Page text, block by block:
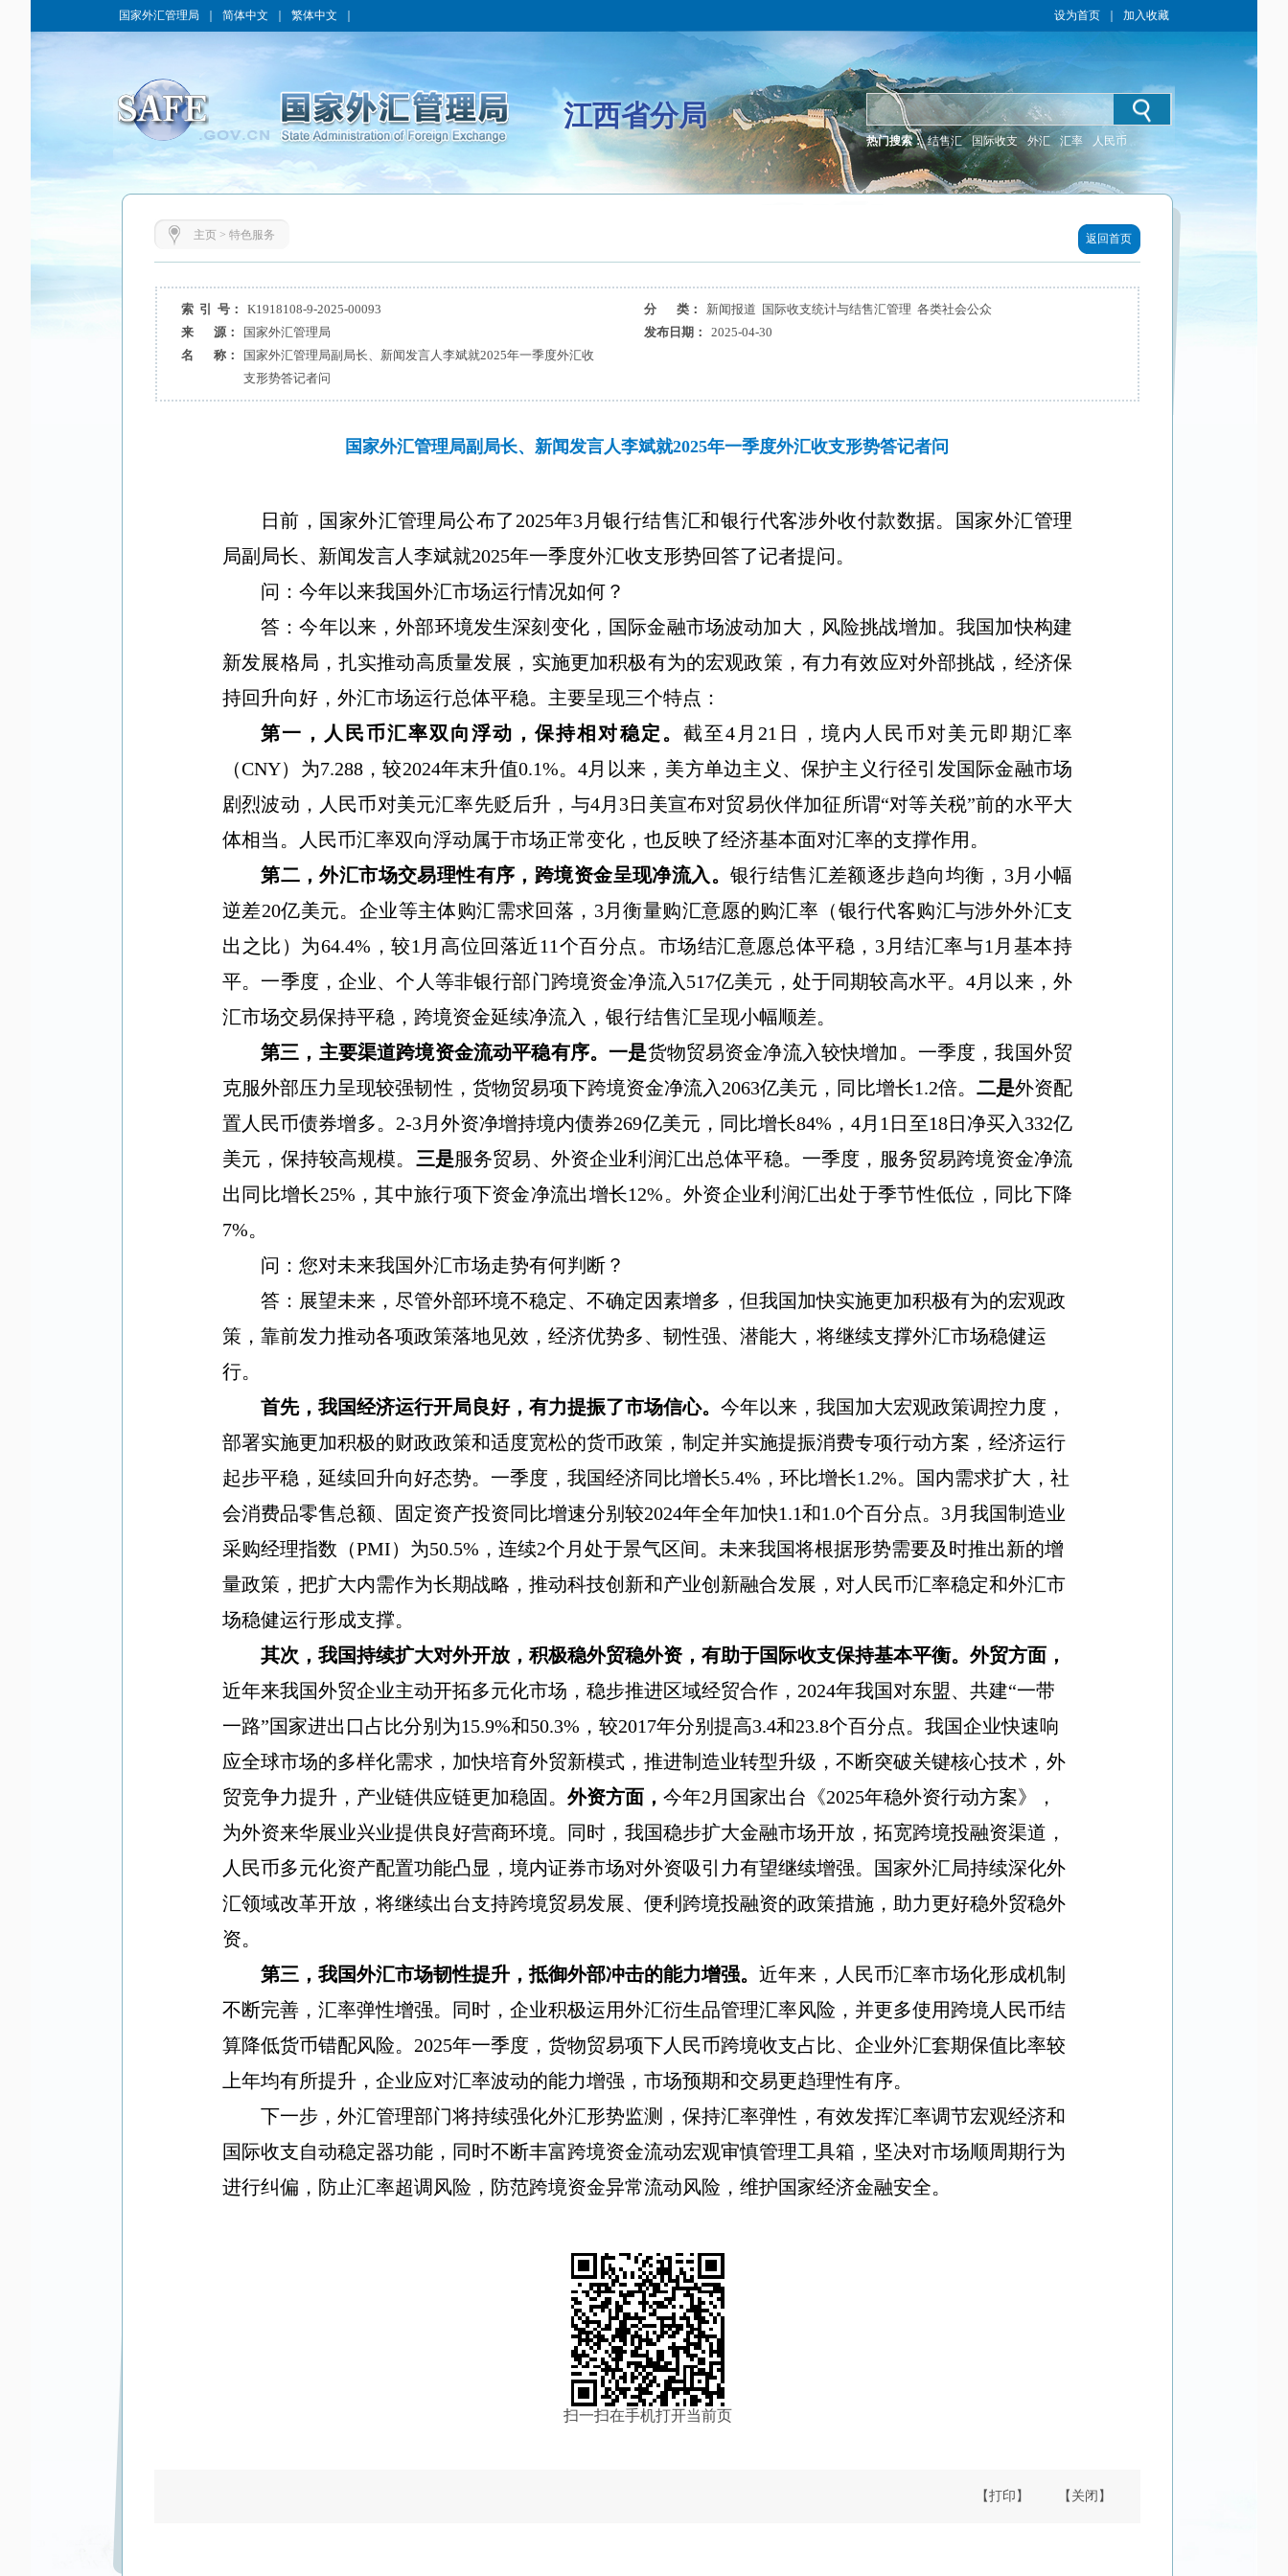
国家外汇管理局 简体中文 繁体中文 设为首页 加入收藏
江西省分局
热门搜索： 结售汇 国际收支 外汇 汇率 人民币
主页> 特色服务 返回首页
索 引 号： K1918108-9-2025-00093 分 类：
新闻报道 国际收支统计与结售汇管理 各类社会公众
来 源：
国家外汇管理局 发布日期：
2025-04-30
名 称：
国家外汇管理局副局长、新闻发言人李斌就2025年一季度外汇收
支形势答记者问
国家外汇管理局副局长、新闻发言人李斌就2025年一季度外汇收支形势答记者问
日前，国家外汇管理局公布了 2025年3 月银行结售汇和银行代客涉外收付款数据。国家外汇管理
局副局长、新闻发言人李斌就2025年一季度外汇收支形势回答了记者提问。
问：今年以来我国外汇市场运行情况如何？
答：今年以来，外部环境发生深刻变化，国际金融市场波动加大，风险挑战增加。我国加快构建
新发展格局，扎实推动高质量发展，实施更加积极有为的宏观政策，有力有效应对外部挑战，经济保
持回升向好，外汇市场运行总体平稳。主要呈现三个特点：
第一，人民币汇率双向浮动，保持相对稳定。 截至4月 21 日，境内人民币对美元即期汇率
（CNY）为7.288，较2024年末升值0.1%。4月以来，美方单边主义、保护主义行径引发国际金融市场
剧烈波动，人民币对美元汇率先贬后升，与4月 3日美宣布对贸易伙伴加征所谓“对等关税”前的水平大
体相当。人民币汇率双向浮动属于市场正常变化，也反映了经济基本面对汇率的支撑作用。
第二，外汇市场交易理性有序，跨境资金呈现净流入。 银行结售汇差额逐步趋向均衡， 3月小幅
逆差20亿美元。企业等主体购汇需求回落， 3月衡量购汇意愿的购汇率（银行代客购汇与涉外外汇支
出之比）为64.4% ，较1 月高位回落近11个百分点。市场结汇意愿总体平稳， 3 月结汇率与1 月基本持
平。一季度，企业、个人等非银行部门跨境资金净流入 517亿美元，处于同期较高水平。4月以来，外
汇市场交易保持平稳，跨境资金延续净流入，银行结售汇呈现小幅顺差。
第三，主要渠道跨境资金流动平稳有序。 一是货物贸易资金净流入较快增加。一季度，我国外贸
克服外部压力呈现较强韧性，货物贸易项下跨境资金净流入 2063亿美元，同比增长1.2倍。 二是外资配
置人民币债券增多。 2-3月外资净增持境内债券269亿美元，同比增长84% ，4月 1 日至18日净买入 332亿
美元，保持较高规模。 三是服务贸易、外资企业利润汇出总体平稳。一季度，服务贸易跨境资金净流
出同比增长25% ，其中旅行项下资金净流出增长12%。外资企业利润汇出处于季节性低位，同比下降
7%。
问：您对未来我国外汇市场走势有何判断？
答： 展望未来，尽管外部环境不稳定、不确定因素增多，但我国加快实施更加积极有为的宏观政
策，靠前发力推动各项政策落地见效，经济优势多、韧性强、潜能大，将继续支撑外汇市场稳健运
行。
首先，我国经济运行开局良好，有力提振了市场信心。今年以来，我国加大宏观政策调控力度，
部署实施更加积极的财政政策和适度宽松的货币政策，制定并实施提振消费专项行动方案，经济运行
起步平稳，延续回升向好态势。一季度，我国经济同比增长5.4% ，环比增长1.2%。国内需求扩大，社
会消费品零售总额、固定资产投资同比增速分别较2024年全年加快1.1和1.0个百分点。 3月我国制造业
采购经理指数（PMI）为50.5% ，连续2个月处于景气区间。未来我国将根据形势需要及时推出新的增
量政策，把扩大内需作为长期战略，推动科技创新和产业创新融合发展，对人民币汇率稳定和外汇市
场稳健运行形成支撑。
其次，我国持续扩大对外开放，积极稳外贸稳外资，有助于国际收支保持基本平衡。外贸方面，
近年来我国外贸企业主动开拓多元化市场，稳步推进区域经贸合作， 2024年我国对东盟、共建“一带
一路”国家进出口占比分别为15.9%和50.3% ，较2017年分别提高3.4和23.8个百分点。我国企业快速响
应全球市场的多样化需求，加快培育外贸新模式，推进制造业转型升级，不断突破关键核心技术，外
贸竞争力提升，产业链供应链更加稳固。外资方面，今年2 月国家出台《2025年稳外资行动方案》，
为外资来华展业兴业提供良好营商环境。同时，我国稳步扩大金融市场开放，拓宽跨境投融资渠道，
人民币多元化资产配置功能凸显，境内证券市场对外资吸引力有望继续增强。国家外汇局持续深化外
汇领域改革开放，将继续出台支持跨境贸易发展、便利跨境投融资的政策措施，助力更好稳外贸稳外
资。
第三，我国外汇市场韧性提升，抵御外部冲击的能力增强。近年来，人民币汇率市场化形成机制
不断完善，汇率弹性增强。同时，企业积极运用外汇衍生品管理汇率风险，并更多使用跨境人民币结
算降低货币错配风险。 2025年一季度，货物贸易项下人民币跨境收支占比、企业外汇套期保值比率较
上年均有所提升，企业应对汇率波动的能力增强，市场预期和交易更趋理性有序。
下一步，外汇管理部门将持续强化外汇形势监测，保持汇率弹性，有效发挥汇率调节宏观经济和
国际收支自动稳定器功能，同时不断丰富跨境资金流动宏观审慎管理工具箱，坚决对市场顺周期行为
进行纠偏，防止汇率超调风险，防范跨境资金异常流动风险，维护国家经济金融安全。
扫一扫在手机打开当前页
【打印】 【关闭】